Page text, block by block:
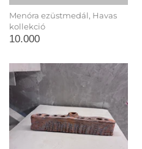
Menóra ezüstmedál, Havas
kollekció
10.000